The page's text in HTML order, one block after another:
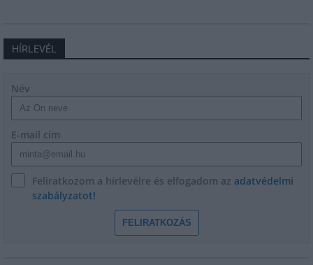
HÍRLEVÉL
Név
E-mail cím
Feliratkozom a hírlevélre és elfogadom az adatvédelmi
szabályzatot!
FELIRATKOZÁS